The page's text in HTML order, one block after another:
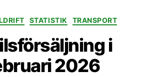
Kategorier
STATISTIK TRANSPORT
i
2026